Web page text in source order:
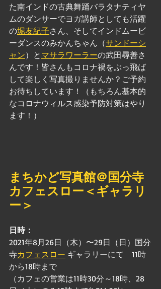
た南インドの古典舞踊バラタナティヤ
ムのダンサーでヨガ講師としても活躍
の堀友紀子さん、そしてインドムービ
ーダンスのみかんちゃん（サンドーシ
ャン）と マサラワーラーの武田尋善さ
んです！皆さんもコロナ禍をぶっ飛ば
して楽しく写真撮りませんか？ご予約
お待ちしています！（もちろん基本的
なコロナウィルス感染予防対策はやり
ます！）
まちかど写真館＠国分寺
カフェスロー＜ギャラリ
ー＞
日時：
2021年8月26日（木）〜29日（日）国分
寺カフェスロー ギャラリーにて　11時
から18時まで
（カフェの営業は11時30分～18時、28